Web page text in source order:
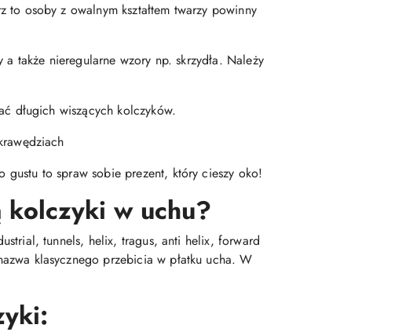
osoby z owalnym kształtem twarzy powinny
także nieregularne wzory np. skrzydła. Należy
długich wiszących kolczyków.
gustu to spraw sobie prezent, który cieszy oko!
w uchu?
tunnels, helix, tragus, anti helix, forward
klasycznego przebicia w płatku ucha. W